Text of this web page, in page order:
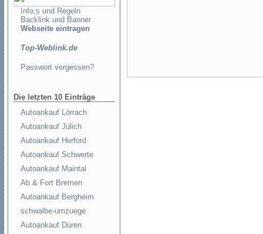
Info,s und Regeln
Backlink und Banner
Webseite eintragen
Top-Weblink.de
Passwort vergessen?
Die letzten 10 Einträge
Autoankauf Lörrach
Autoankauf Jülich
Autoankauf Herford
Autoankauf Schwerte
Autoankauf Maintal
Ab & Fort Bremen
Autoankauf Bergheim
schwalbe-umzuege
Autoankauf Düren